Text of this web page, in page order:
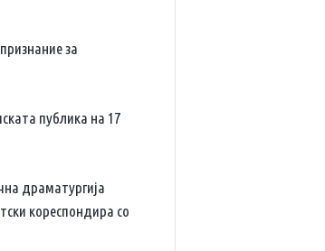
за
публика на 17
драматургија
кореспондира со